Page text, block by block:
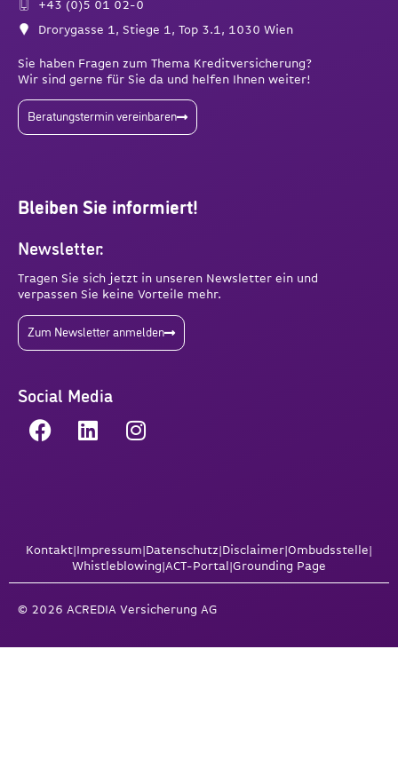
+43 (0)5 01 02-0
Drorygasse 1, Stiege 1, Top 3.1, 1030 Wien
Sie haben Fragen zum Thema Kreditversicherung?
Wir sind gerne für Sie da und helfen Ihnen weiter!
Beratungstermin vereinbaren
Bleiben Sie informiert!
Newsletter:
Tragen Sie sich jetzt in unseren Newsletter ein und
verpassen Sie keine Vorteile mehr.
Zum Newsletter anmelden
Social Media
Kontakt|Impressum|Datenschutz|Disclaimer|Ombudsstelle|
Whistleblowing|ACT-Portal|Grounding Page
© 2026 ACREDIA Versicherung AG